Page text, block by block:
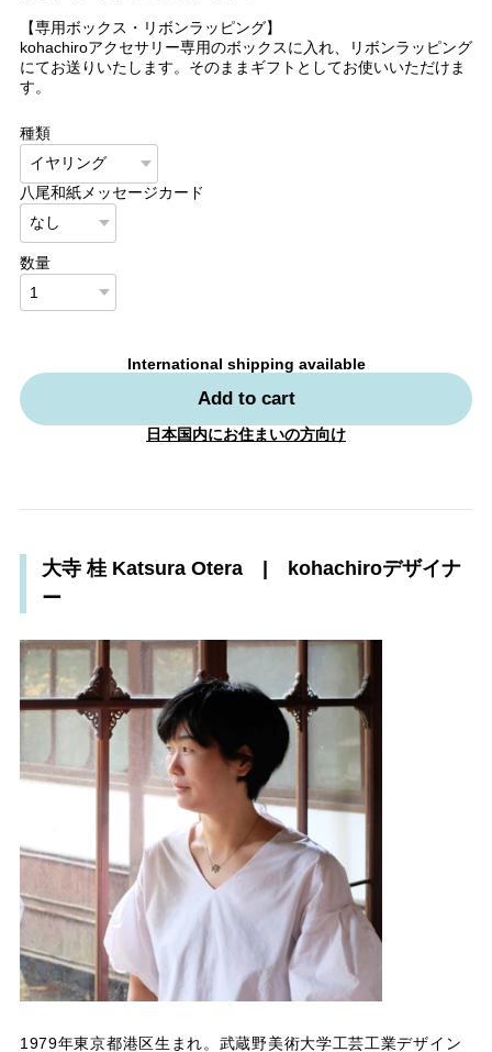
【専用ボックス・リボンラッピング】
kohachiroアクセサリー専用のボックスに入れ、リボンラッピング
にてお送りいたします。そのままギフトとしてお使いいただけま
す。
種類
八尾和紙メッセージカード
数量
International shipping available
Add to cart
日本国内にお住まいの方向け
大寺 桂 Katsura Otera | kohachiroデザイナ
ー
1979年東京都港区生まれ。武蔵野美術大学工芸工業デザイン